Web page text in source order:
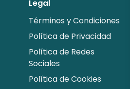
Legal
Términos y Condiciones
Política de Privacidad
Política de Redes
Sociales
Política de Cookies